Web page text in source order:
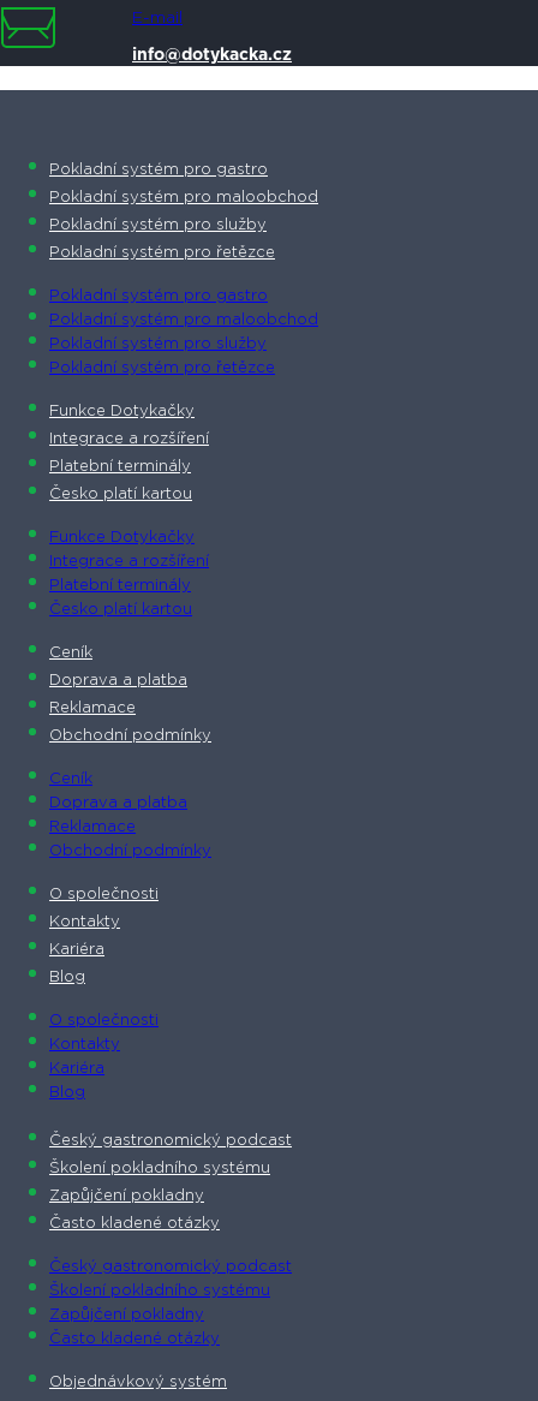
E-mail
info@dotykacka.cz
Pokladní systém pro gastro
Pokladní systém pro maloobchod
Pokladní systém pro služby
Pokladní systém pro řetězce
Pokladní systém pro gastro
Pokladní systém pro maloobchod
Pokladní systém pro služby
Pokladní systém pro řetězce
Funkce Dotykačky
Integrace a rozšíření
Platební terminály
Česko platí kartou
Funkce Dotykačky
Integrace a rozšíření
Platební terminály
Česko platí kartou
Ceník
Doprava a platba
Reklamace
Obchodní podmínky
Ceník
Doprava a platba
Reklamace
Obchodní podmínky
O společnosti​
Kontakty
Kariéra
Blog
O společnosti​
Kontakty
Kariéra
Blog
Český gastronomický podcast​
Školení pokladního systému
Zapůjčení pokladny
Často kladené otázky
Český gastronomický podcast​
Školení pokladního systému
Zapůjčení pokladny
Často kladené otázky
Objednávkový systém